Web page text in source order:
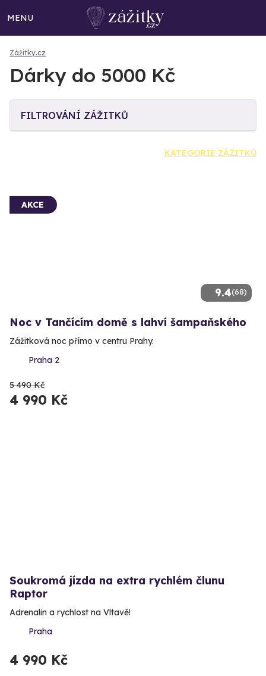
MENU
Zážitky.cz
Dárky do 5000 Kč
FILTROVÁNÍ ZÁŽITKŮ
KATEGORIE ZÁŽITKŮ
9.4(68)
AKCE
Noc v Tančícím domě s lahví šampaňského
Zážitková noc přímo v centru Prahy.
Praha 2
5 490 Kč
4 990 Kč
Soukromá jízda na extra rychlém člunu
Raptor
Adrenalin a rychlost na Vltavě!
Praha
4 990 Kč